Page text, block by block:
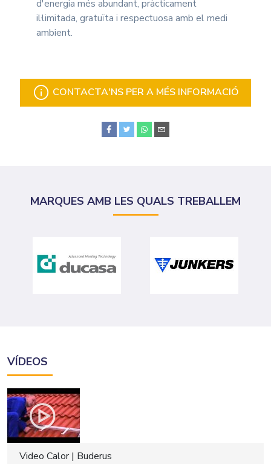
d'energia més abundant, pràcticament
il·limitada, gratuïta i respectuosa amb el medi
ambient.
CONTACTA'NS PER A MÉS INFORMACIÓ
MARQUES AMB LES QUALS TREBALLEM
VÍDEOS
Video Calor | Buderus